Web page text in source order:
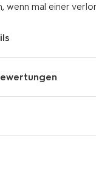
wenn mal einer